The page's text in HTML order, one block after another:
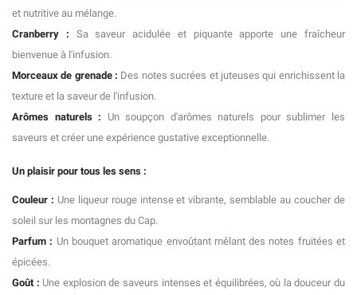
et nutritive au mélange.
Cranberry : Sa saveur acidulée et piquante apporte une fraîcheur
bienvenue à l'infusion.
Morceaux de grenade : Des notes sucrées et juteuses qui enrichissent la
texture et la saveur de l'infusion.
Arômes naturels : Un soupçon d'arômes naturels pour sublimer les
saveurs et créer une expérience gustative exceptionnelle.
Un plaisir pour tous les sens :
Couleur : Une liqueur rouge intense et vibrante, semblable au coucher de
soleil sur les montagnes du Cap.
Parfum : Un bouquet aromatique envoûtant mêlant des notes fruitées et
épicées.
Goût : Une explosion de saveurs intenses et équilibrées, où la douceur du